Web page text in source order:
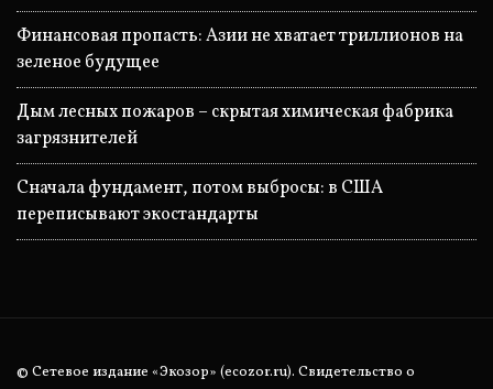
Финансовая пропасть: Азии не хватает триллионов на
зеленое будущее
Дым лесных пожаров – скрытая химическая фабрика
загрязнителей
Сначала фундамент, потом выбросы: в США
переписывают экостандарты
© Сетевое издание «Экозор» (ecozor.ru). Свидетельство о